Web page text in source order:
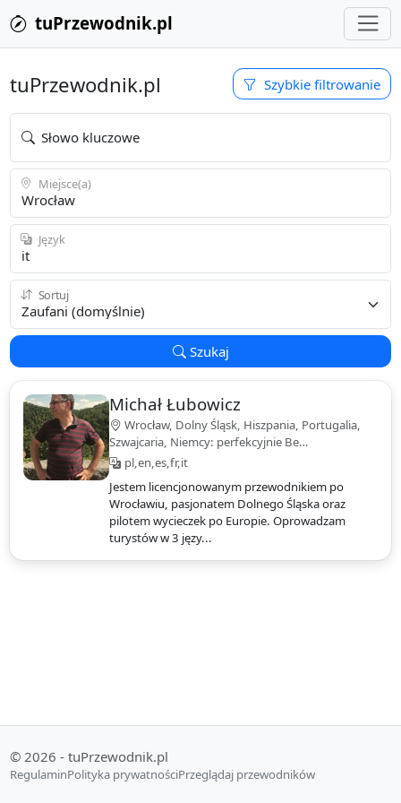
tuPrzewodnik.pl
tuPrzewodnik.pl Szybkie filtrowanie
Słowo kluczowe
Miejsce(a)
Język
Sortuj
Szukaj
Michał Łubowicz
Wrocław, Dolny Śląsk, Hiszpania, Portugalia,
Szwajcaria, Niemcy: perfekcyjnie Be…
pl,en,es,fr,it
Jestem licencjonowanym przewodnikiem po
Wrocławiu, pasjonatem Dolnego Śląska oraz
pilotem wycieczek po Europie. Oprowadzam
turystów w 3 języ...
© 2026 - tuPrzewodnik.pl
RegulaminPolityka prywatnościPrzeglądaj przewodników